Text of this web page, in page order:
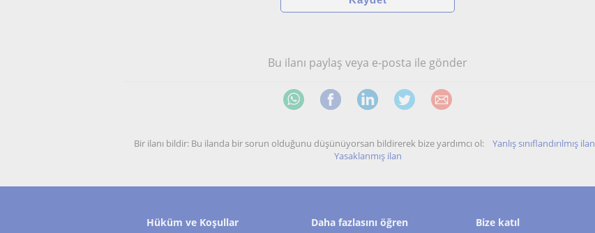
Bu ilanı paylaş veya e-posta ile gönder
Bir ilanı bildir: Bu ilanda bir sorun olduğunu düşünüyorsan bildirerek bize yardımcı ol: Yanlış sınıflandırılmış ilan
Yasaklanmış ilan
Hüküm ve Koşullar Daha fazlasını öğren Bize katıl